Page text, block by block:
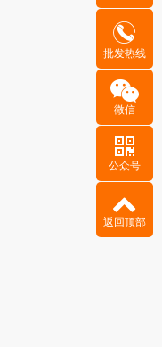
批发热线
微信
公众号
返回顶部